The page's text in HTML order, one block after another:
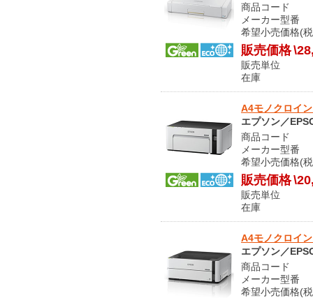
商品コード
メーカー型
希望小売価格(
販売価格
販売単
在庫
A4モノクロイ
エプソン／
商品コード
メーカー型
希望小売価格(
販売価格
販売単
在庫
A4モノクロイ
エプソン／
商品コード
メーカー型
希望小売価格(